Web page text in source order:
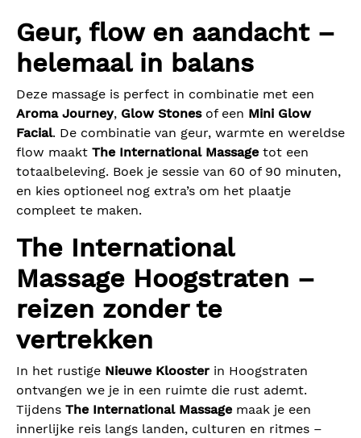
Geur, flow en aandacht –
helemaal in balans
Deze massage is perfect in combinatie met een
Aroma Journey, Glow Stonesof een Mini Glow
Facial. De combinatie van geur, warmte en wereldse
flow maakt The International Massagetot een
totaalbeleving. Boek je sessie van 60 of 90 minuten,
en kies optioneel nog extra’s om het plaatje
compleet te maken.
The International
Massage Hoogstraten –
reizen zonder te
vertrekken
In het rustige Nieuwe Klooster in Hoogstraten
ontvangen we je in een ruimte die rust ademt.
Tijdens The International Massagemaak je een
innerlijke reis langs landen, culturen en ritmes –